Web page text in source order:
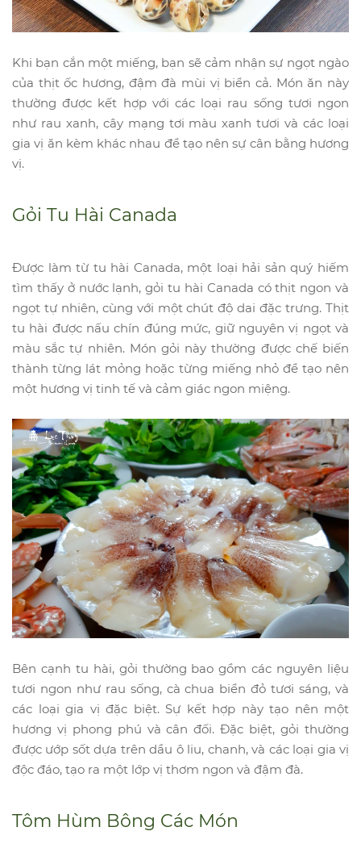
Khi bạn cắn một miếng, bạn sẽ cảm nhận sự ngọt ngào
của thịt ốc hương, đậm đà mùi vị biển cả. Món ăn này
thường được kết hợp với các loại rau sống tươi ngon
như rau xanh, cây mạng tơi màu xanh tươi và các loại
gia vị ăn kèm khác nhau để tạo nên sự cân bằng hương
vị.
Gỏi Tu Hài Canada
Được làm từ tu hài Canada, một loại hải sản quý hiếm
tìm thấy ở nước lạnh, gỏi tu hài Canada có thịt ngon và
ngọt tự nhiên, cùng với một chút độ dai đặc trưng. Thịt
tu hài được nấu chín đúng mức, giữ nguyên vị ngọt và
màu sắc tự nhiên. Món gỏi này thường được chế biến
thành từng lát mỏng hoặc từng miếng nhỏ để tạo nên
một hương vị tinh tế và cảm giác ngon miệng.
Bên cạnh tu hài, gỏi thường bao gồm các nguyên liệu
tươi ngon như rau sống, cà chua biển đỏ tươi sáng, và
các loại gia vị đặc biệt. Sự kết hợp này tạo nên một
hương vị phong phú và cân đối. Đặc biệt, gỏi thường
được ướp sốt dựa trên dầu ô liu, chanh, và các loại gia vị
độc đáo, tạo ra một lớp vị thơm ngon và đậm đà.
Tôm Hùm Bông Các Món